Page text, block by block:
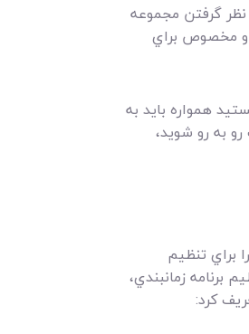
نظر گرفتن مجموعه
و مخصوص براي
همواره بايد به
به رو شويد،
براي تنظيم
برنامه زمانبندي،
کرد: